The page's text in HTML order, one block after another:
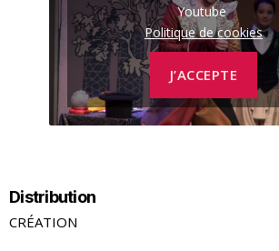
Youtube
Politique de cookies
J’ACCEPTE
Distribution
CRÉATION